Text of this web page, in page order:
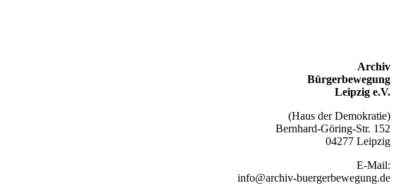
Archiv
Bürgerbewegung
Leipzig e.V.
(Haus der Demokratie)
Bernhard-Göring-Str. 152
04277 Leipzig
E-Mail:
info@archiv-buergerbewegung.de